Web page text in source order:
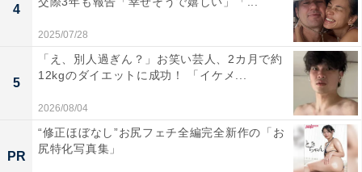
4
2025/07/28
5
「え、別人過ぎん？」お笑い芸人、2カ月で約
12kgのダイエットに成功！ 「イケメ...
2026/08/04
PR
“修正ほぼなし”お尻フェチ全編完全新作の「お
尻特化写真集」